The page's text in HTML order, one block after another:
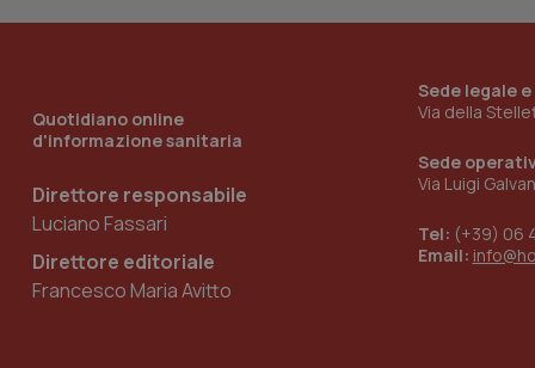
Quotidiano online
d'informazione sanitaria
Direttore responsabile
Luciano Fassari
Direttore editoriale
Francesco Maria Avitto
Sede legale
Via della
Sede
Via Luigi
Tel: (+39) 06
Email:
_ga_0VMQEQKQ1N
__Secure-YNID